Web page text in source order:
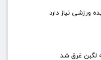
ورزشی نیاز دارد
لگبن غرق شد